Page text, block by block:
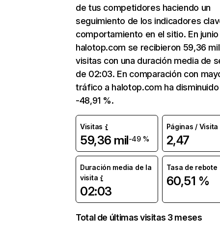
de tus competidores haciendo un
seguimiento de los indicadores
comportamiento en el sitio. En junio
halotop.com se recibieron 59,36 mil
visitas con una duración media de
de 02:03. En comparación con
tráfico a halotop.com ha
-48,91 %.
Visitas
59,36 mil-49 %
Páginas / Visita
2,47
Duración media de la
visita
02:03
Tasa de rebote
60,51 %
Total de últimas visitas 3 meses